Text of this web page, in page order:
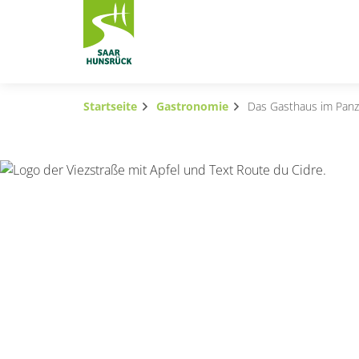
Zum Hauptinhalt springen
Startseite Gastronomie Das Gasthaus im